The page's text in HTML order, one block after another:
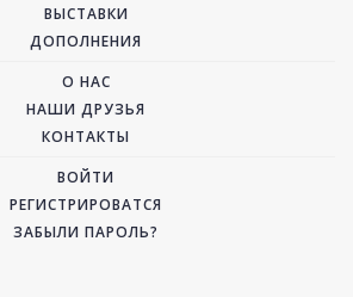
ВЫСТАВКИ
ДОПОЛНЕНИЯ
О НАС
НАШИ ДРУЗЬЯ
КОНТАКТЫ
ВОЙТИ
РЕГИСТРИРОВАТСЯ
ЗАБЫЛИ ПАРОЛЬ?